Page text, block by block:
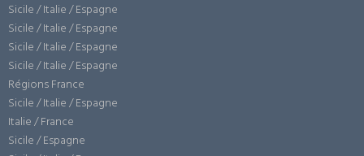
Sicile / Italie / Espagne
Sicile / Italie / Espagne
Sicile / Italie / Espagne
Sicile / Italie / Espagne
Régions France
Sicile / Italie / Espagne
Italie / France
Sicile / Espagne